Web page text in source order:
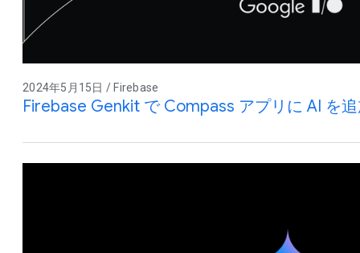
2024年5月15日 / Firebase
Firebase Genkit で Compass アプリに AI を